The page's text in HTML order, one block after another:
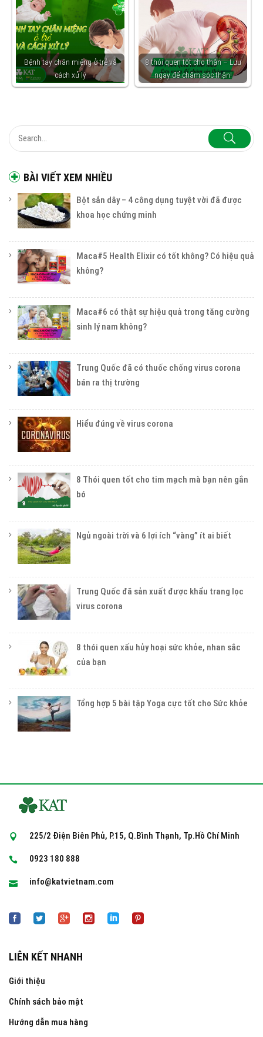
BÀI VIẾT XEM NHIỀU
Bột sắn dây – 4 công dụng tuyệt vời đã được
khoa học chứng minh
Maca#5 Health Elixir có tốt không? Có hiệu quả
không?
Maca#6 có thật sự hiệu quả trong tăng cường
sinh lý nam không?
Trung Quốc đã có thuốc chống virus corona
bán ra thị trường
Hiểu đúng về virus corona
8 Thói quen tốt cho tim mạch mà bạn nên gắn
bó
Ngủ ngoài trời và 6 lợi ích “vàng” ít ai biết
Trung Quốc đã sản xuất được khẩu trang lọc
virus corona
8 thói quen xấu hủy hoại sức khỏe, nhan sắc
của bạn
Tổng hợp 5 bài tập Yoga cực tốt cho Sức khỏe
Bệnh tay chân miệng ở trẻ và
cách xử lý
8 thói quen tốt cho thận – Lưu
ngay để chăm sóc thận!
225/2 Điện Biên Phủ, P.15, Q.Bình Thạnh, Tp.Hồ Chí Minh
0923 180 888
info@katvietnam.com
LIÊN KẾT NHANH
Giới thiệu
Chính sách bảo mật
Hướng dẫn mua hàng